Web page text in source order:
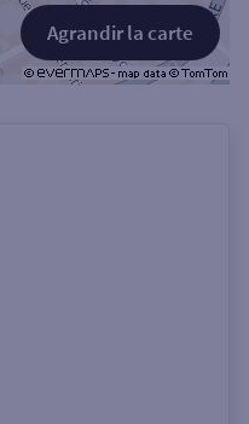
Agrandir la carte